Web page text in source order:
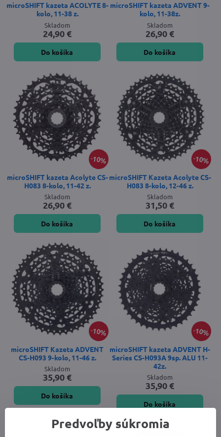
microSHIFT kazeta ACOLYTE 8-
kolo, 11-38 z.
Skladom
24,90 €
Do košíka
microSHIFT kazeta ADVENT 9-
kolo, 11-38z.
Skladom
26,90 €
Do košíka
10%
microSHIFT kazeta Acolyte CS-
H083 8-kolo, 11-42 z.
Skladom
26,90 €
Do košíka
10%
microSHIFT Kazeta Acolyte CS-
H083 8-kolo, 12-46 z.
Skladom
31,50 €
Do košíka
10%
microSHIFT Kazeta ADVENT
CS-H093 9-kolo, 11-46 z.
Skladom
35,90 €
Do košíka
10%
microSHIFT kazeta ADVENT H-
Series CS-H093A 9sp. ALU 11-
42z.
Skladom
35,90 €
Do košíka
Predvoľby súkromia